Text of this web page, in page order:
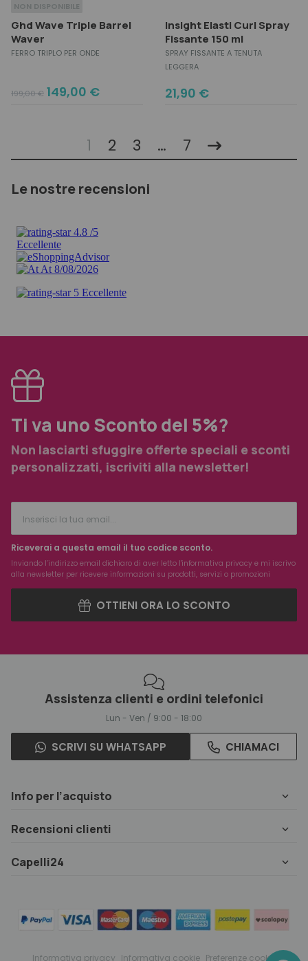
NON DISPONIBILE
Ghd Wave Triple Barrel
Waver
FERRO TRIPLO PER ONDE
199,00€
Original149,00 €
Current
Insight Elasti Curl Spray
Fissante 150 ml
SPRAY FISSANTE A TENUTA
LEGGERA
21,90 €
1 2 3 … 7
Le nostre recensioni
Ti va uno Sconto del 5%?
Non lasciarti sfuggire offerte speciali e sconti
personalizzati, iscriviti alla newsletter!
OTTIENI ORA LO SCONTO
Riceverai a questa email il tuo codice sconto.
Inviando l’indirizzo email dichiaro di aver letto l'informativa privacy e mi iscrivo
alla newsletter per ricevere informazioni su prodotti, servizi o promozioni
Assistenza clienti e ordini telefonici
Lun - Ven / 9:00 - 18:00
SCRIVI SU WHATSAPP CHIAMACI
Info per l’acquisto
Recensioni clienti
Capelli24
Informativa privacy Informativa cookie Preferenze cookie